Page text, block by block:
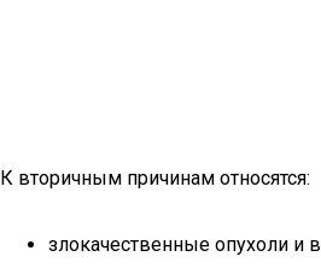
К вторичным причинам относятся:
злокачественные опухоли и